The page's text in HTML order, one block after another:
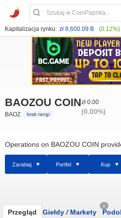
Kapitalizacja rynku: zł 8,600.09 B (0.12%)
BAOZOU COIN
BAOZ brak rangi
zł 0.00
(0.00%)
Operations on BAOZOU COIN
Zarabiaj Portfel Kup
Przegląd Giełdy /Markety
0